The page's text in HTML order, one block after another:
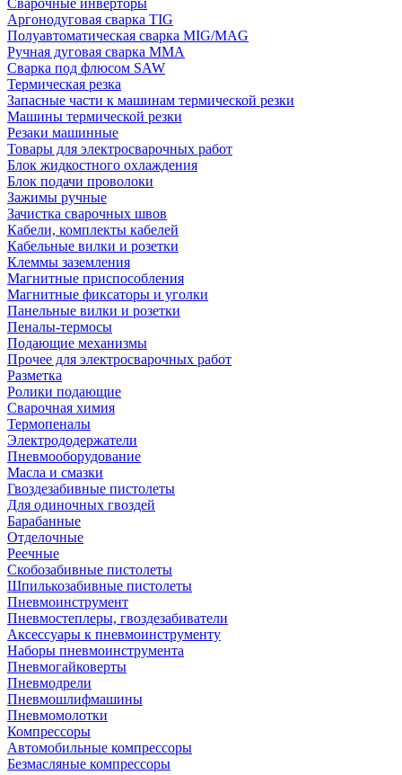
Сварочные инверторы
Аргонодуговая сварка TIG
Полуавтоматическая сварка MIG/MAG
Ручная дуговая сварка MMA
Сварка под флюсом SAW
Термическая резка
Запасные части к машинам термической резки
Машины термической резки
Резаки машинные
Товары для электросварочных работ
Блок жидкостного охлаждения
Блок подачи проволоки
Зажимы ручные
Зачистка сварочных швов
Кабели, комплекты кабелей
Кабельные вилки и розетки
Клеммы заземления
Магнитные приспособления
Магнитные фиксаторы и уголки
Панельные вилки и розетки
Пеналы-термосы
Подающие механизмы
Прочее для электросварочных работ
Разметка
Ролики подающие
Сварочная химия
Термопеналы
Электрододержатели
Пневмооборудование
Масла и смазки
Гвоздезабивные пистолеты
Для одиночных гвоздей
Барабанные
Отделочные
Реечные
Скобозабивные пистолеты
Шпилькозабивные пистолеты
Пневмоинструмент
Пневмостеплеры, гвоздезабиватели
Аксессуары к пневмоинструменту
Наборы пневмоинструмента
Пневмогайковерты
Пневмодрели
Пневмошлифмашины
Пневмомолотки
Компрессоры
Автомобильные компрессоры
Безмасляные компрессоры